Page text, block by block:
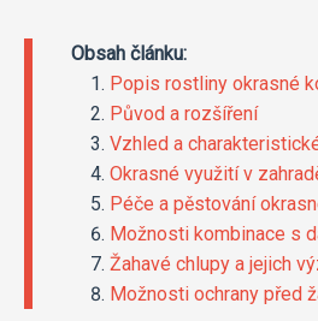
Obsah článku:
Popis rostliny okrasné
Původ a rozšíření
Vzhled a
Okrasné využití v
Péče a pěstování
Možnosti kombinace s
Žahavé chlupy a jejich
Možnosti ochrany před